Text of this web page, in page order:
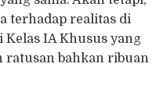
terhadap realitas di
Kelas IA Khusus yang
ratusan bahkan ribuan